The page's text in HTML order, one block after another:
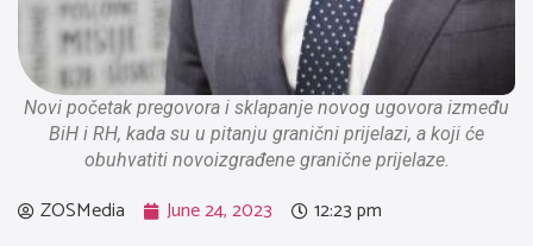
Novi početak pregovora i sklapanje novog ugovora između
BiH i RH, kada su u pitanju granični prijelazi, a koji će
obuhvatiti novoizgrađene granične prijelaze.
ZOSMedia June 24, 2023 12:23 pm